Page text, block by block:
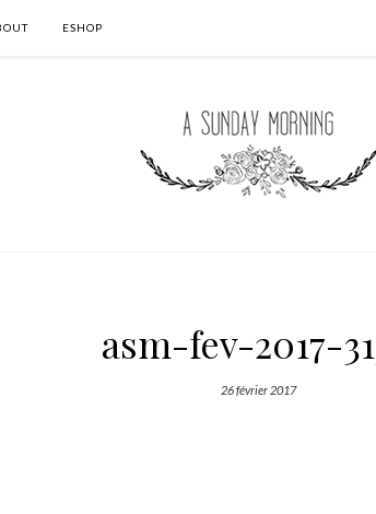
ESHOP
asm-fev-2017-
26 février 2017